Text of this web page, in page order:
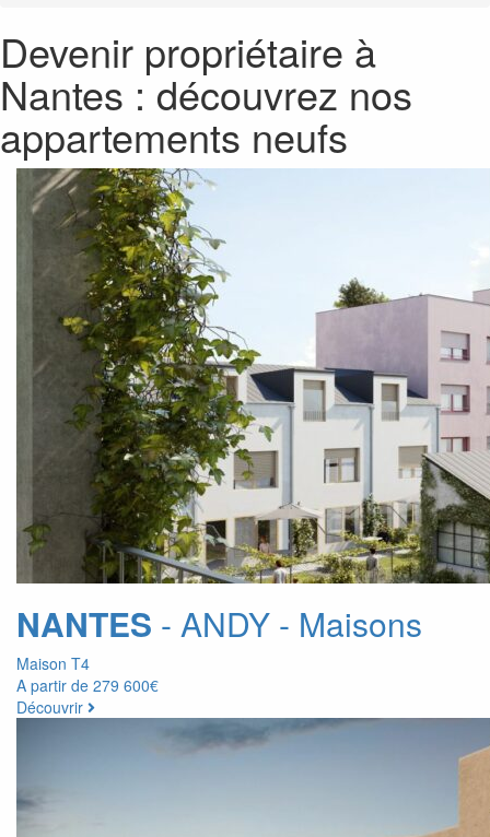
Devenir propriétaire à
Nantes : découvrez nos
appartements neufs
NANTES - ANDY - Maisons
Maison T4
A partir de 279 600€
Découvrir